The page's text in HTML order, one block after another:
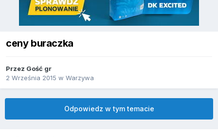
ceny buraczka
Przez Gość gr
2 Września 2015 w Warzywa
Odpowiedz w tym temacie